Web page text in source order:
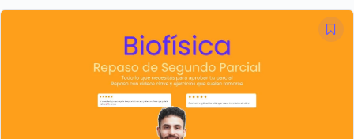
$ 24.999,00.
$ 14.743,00.